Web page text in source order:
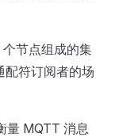
节点组成的集
符订阅者的场
量 MQTT 消息